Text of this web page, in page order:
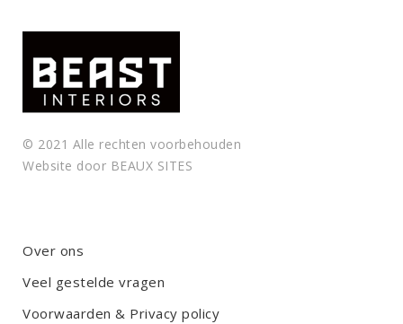
© 2021 Alle rechten voorbehouden
Website door BEAUX SITES
Over ons
Veel gestelde vragen
Voorwaarden & Privacy policy